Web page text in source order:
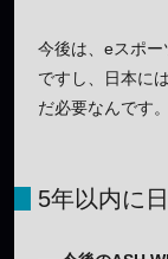
今後は、eスポ
ですし、日本に
だ必要なんです。
5年以内に